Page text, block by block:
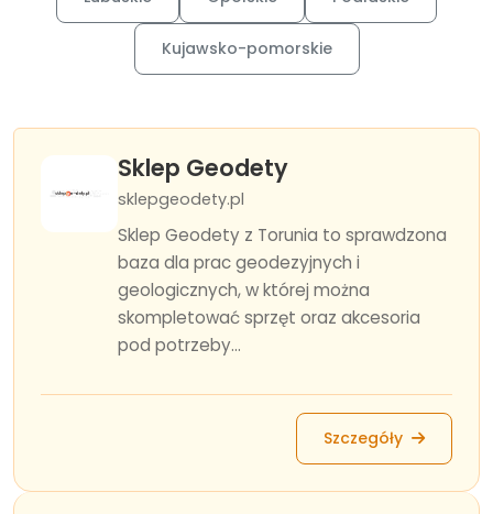
Kujawsko-pomorskie
Sklep Geodety
sklepgeodety.pl
Sklep Geodety z Torunia to sprawdzona
baza dla prac geodezyjnych i
geologicznych, w której można
skompletować sprzęt oraz akcesoria
pod potrzeby...
Szczegóły